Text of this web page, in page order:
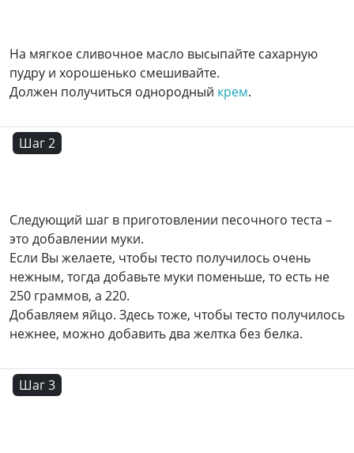
На мягкое сливочное масло высыпайте сахарную
пудру и хорошенько смешивайте.
Должен получиться однородный крем.
Шаг 2
Следующий шаг в приготовлении песочного теста –
это добавлении муки.
Если Вы желаете, чтобы тесто получилось очень
нежным, тогда добавьте муки поменьше, то есть не
250 граммов, а 220.
Добавляем яйцо. Здесь тоже, чтобы тесто получилось
нежнее, можно добавить два желтка без белка.
Шаг 3